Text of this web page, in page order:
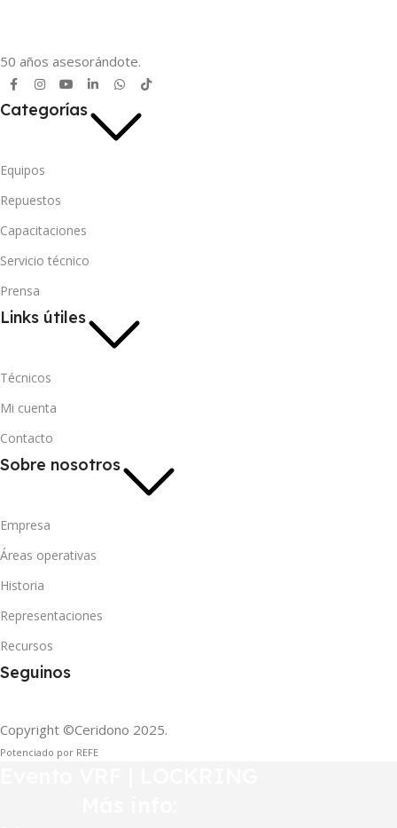
50 años asesorándote.
Categorías
Equipos
Repuestos
Capacitaciones
Servicio técnico
Prensa
Links útiles
Técnicos
Mi cuenta
Contacto
Sobre nosotros
Empresa
Áreas operativas
Historia
Representaciones
Recursos
Seguinos
Copyright ©Ceridono 2025.
Potenciado por REFE